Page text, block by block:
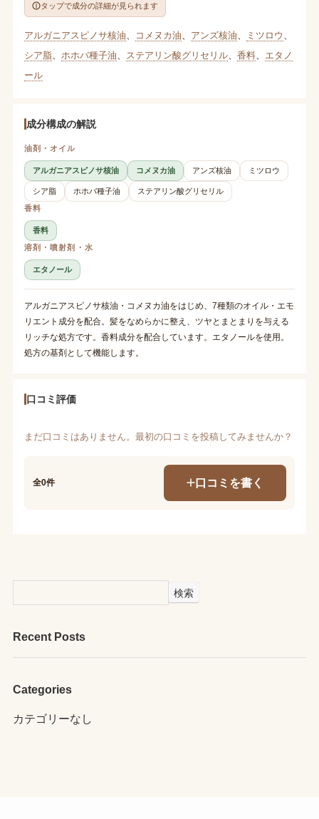
タップで成分の詳細が見られます
アルガニアスピノサ核油 コメヌカ油 アンズ核油 ミツロウ
シア脂、 ホホバ種子油 ステアリン酸グリセリル、 香料、 エタノ
ール
成分構成の解説
油剤・オイル
アルガニアスピノサ核油 コメヌカ油 アンズ核油 ミツロウ
シア脂 ホホバ種子油
ステアリン酸グリセリル
香料
香料
溶剤・噴射剤・水
エタノール
アルガニアスピノサ核油・コメヌカ油をはじめ、7種類のオイル・エモ
リエント成分を配合。髪をなめらかに整え、ツヤとまとまりを与える
リッチな処方です。香料成分を配合しています。エタノールを使用。
処方の基剤として機能します。
口コミ評価
まだ口コミはありません。最初の口コミを投稿してみませんか？
全0件 口コミを書く
検索
Recent Posts
Categories
カテゴリーなし